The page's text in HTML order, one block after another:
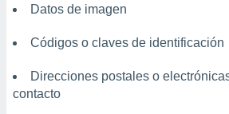
Datos de imagen
Códigos o claves de identificación
Direcciones postales o
contacto